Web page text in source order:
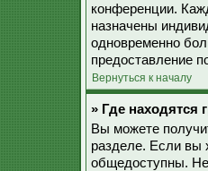
конференции.
назначены
одновременно
предоставление
Вернуться к началу
» Где находятся
Вы можете
разделе. Если вы
общедоступны.